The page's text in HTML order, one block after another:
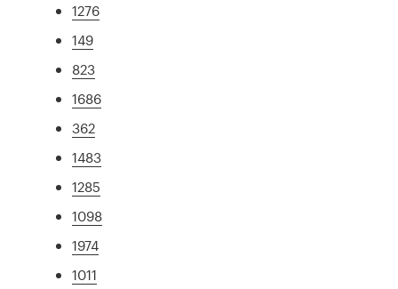
1276
149
823
1686
362
1483
1285
1098
1974
1011